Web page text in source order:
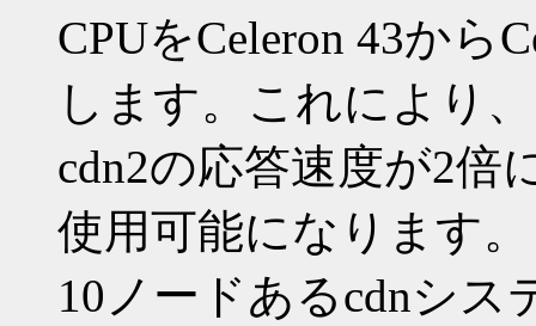
CPUをCeleron 43から
します。これにより、
cdn2の応答速度が2倍
使用可能になります。
10ノードあるcdnシ